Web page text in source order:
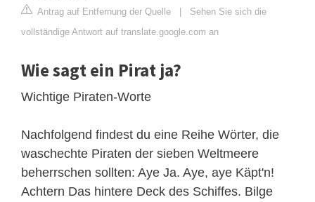
Antrag auf Entfernung der Quelle | Sehen Sie sich die
vollständige Antwort auf translate.google.com an
Wie sagt ein Pirat ja?
Wichtige Piraten-Worte
Nachfolgend findest du eine Reihe Wörter, die
waschechte Piraten der sieben Weltmeere
beherrschen sollten: Aye Ja. Aye, aye Käpt'n!
Achtern Das hintere Deck des Schiffes. Bilge